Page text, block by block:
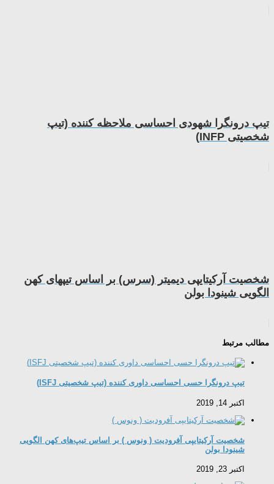
تیپ درونگرا شهودی احساسی ملاحظه کننده (تیپ
شخصیتی INFP)
شخصیت آرکیتایپی دیمیتر (سرس) بر اساس تیپهای کهن
الگویی شینودا بولن
مطالب مرتبط
تیپ درونگرا حسی احساسی داوری کننده (تیپ شخصیتی ISFJ)
اکتبر 14, 2019
شخصیت آرکیتایپی آفرودیت ( ونوس ) بر اساس تیپ‌های کهن الگویی
شینودا بولن
اکتبر 23, 2019